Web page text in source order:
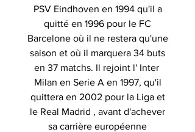
PSV Eindhoven en 1994 qu'il a
quitté en 1996 pour le FC
Barcelone où il ne restera qu'une
saison et où il marquera 34 buts
en 37 matchs. Il rejoint l' Inter
Milan en Serie A en 1997, qu'il
quittera en 2002 pour la Liga et
le Real Madrid , avant d'achever
sa carrière européenne